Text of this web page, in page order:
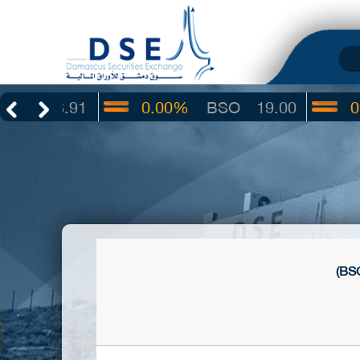
3.91 19.00
BSO
0.00% 0.00%